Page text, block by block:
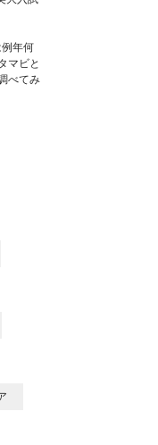
例年何
マビと
べてみ